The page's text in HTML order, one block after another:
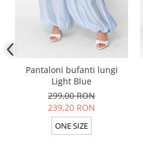
Pantaloni bufanti lungi
Light Blue
299,00 RON
239,20 RON
ONE SIZE